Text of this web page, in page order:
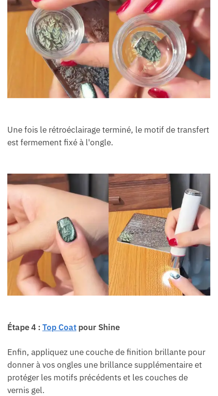
Une fois le rétroéclairage terminé, le motif de transfert
est fermement fixé à l'ongle.
Étape 4 : Top Coat pour Shine
Enfin, appliquez une couche de finition brillante pour
donner à vos ongles une brillance supplémentaire et
protéger les motifs précédents et les couches de
vernis gel.